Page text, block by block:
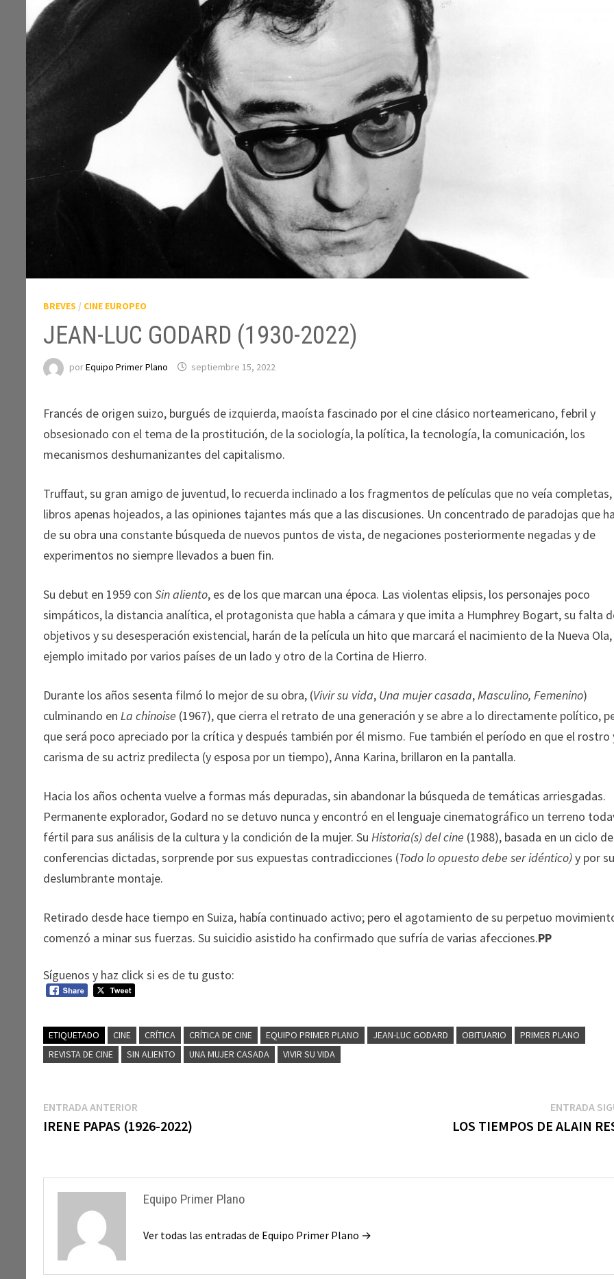
BREVES / CINE EUROPEO
JEAN-LUC GODARD (1930-2022)
porEquipo Primer Plano septiembre 15, 2022
Francés de origen suizo, burgués de izquierda, maoísta fascinado por el cine clásico norteamericano, febril y
obsesionado con el tema de la prostitución, de la sociología, la política, la tecnología, la comunicación, los
mecanismos deshumanizantes del capitalismo.
Truffaut, su gran amigo de juventud, lo recuerda inclinado a los fragmentos de películas que no veía
libros apenas hojeados, a las opiniones tajantes más que a las discusiones. Un concentrado de paradojas que
de su obra una constante búsqueda de nuevos puntos de vista, de negaciones posteriormente negadas y de
experimentos no siempre llevados a buen fin.
Su debut en 1959 conSin aliento, es de los que marcan una época. Las violentas elipsis, los personajes poco
simpáticos, la distancia analítica, el protagonista que habla a cámara y que imita a Humphrey Bogart, su falta
objetivos y su desesperación existencial, harán de la película un hito que marcará el nacimiento de la Nueva Ola,
ejemplo imitado por varios países de un lado y otro de la Cortina de Hierro.
Durante los años sesenta filmó lo mejor de su obra, (Vivir su vida, Una mujer casada,Masculino, Femenino)
culminando enLa chinoise (1967), que cierra el retrato de una generación y se abre a lo directamente político,
que será poco apreciado por la crítica y después también por él mismo. Fue también el período en que el rostro
carisma de su actriz predilecta (y esposa por un tiempo), Anna Karina, brillaron en la pantalla.
Hacia los años ochenta vuelve a formas más depuradas, sin abandonar la búsqueda de temáticas arriesgadas.
Permanente explorador, Godard no se detuvo nunca y encontró en el lenguaje cinematográfico un terreno
fértil para sus análisis de la cultura y la condición de la mujer. SuHistoria(s) del cine (1988), basada en un ciclo de
conferencias dictadas, sorprende por sus expuestas contradicciones (Todo lo opuesto debe ser idéntico)y por
deslumbrante montaje.
Retirado desde hace tiempo en Suiza, había continuado activo; pero el agotamiento de su perpetuo
comenzó a minar sus fuerzas. Su suicidio asistido ha confirmado que sufría de varias afecciones.PP
Síguenos y haz click si es de tu gusto:
ETIQUETADO CINE CRÍTICA CRÍTICA DE CINE EQUIPO PRIMER PLANO JEAN-LUC GODARD OBITUARIO
PRIMER PLANO
REVISTA DE CINE
SIN ALIENTO UNA MUJER CASADA VIVIR SU VIDA
Navegación
de
ENTRADA ANTERIOR
anterior:
IRENE PAPAS (1926-2022)
ENTRADA
LOS TIEMPOS DE ALAIN
Equipo Primer Plano
Ver todas las entradas de Equipo Primer Plano →